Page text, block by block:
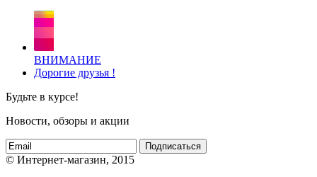
ВНИМАНИЕ
Дорогие друзья !
Будьте в курсе!
Новости, обзоры и акции
Подписаться
© Интернет-магазин, 2015